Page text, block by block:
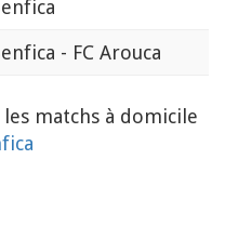
- FC Arouca
matchs à domicile